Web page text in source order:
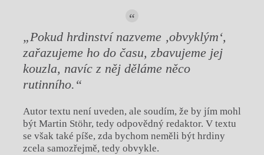
„Pokud hrdinství nazveme ‚obvyklým‘,
zařazujeme ho do času, zbavujeme jej
kouzla, navíc z něj děláme něco
rutinního.“
Autor textu není uveden, ale soudím, že by jím mohl
být Martin Stöhr, tedy odpovědný redaktor. V textu
se však také píše, zda bychom neměli být hrdiny
zcela samozřejmě, tedy obvykle.